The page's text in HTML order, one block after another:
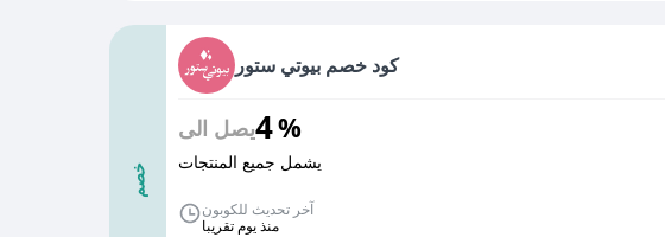
خصم
كود خصم بيوتي ستور
يصل الى4%
يشمل جميع المنتجات
آخر تحديث للكوبون
منذ يوم تقريبا